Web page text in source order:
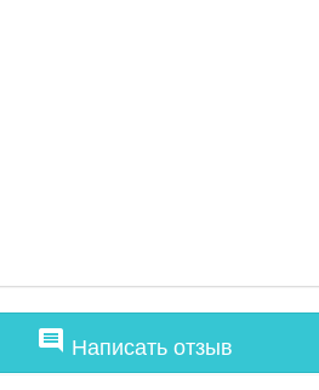
comment Написать отзыв